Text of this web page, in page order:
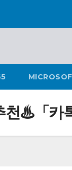
천♨「카